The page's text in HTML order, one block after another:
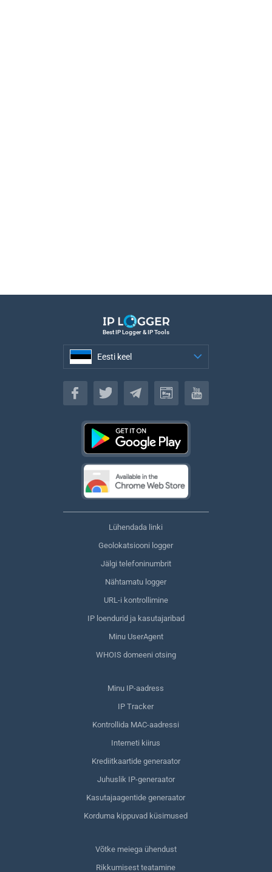
Best IP Logger & IP Tools
Eesti keel
Eesti keel
Lühendada linki
Geolokatsiooni logger
Jälgi telefoninumbrit
Nähtamatu logger
URL-i kontrollimine
IP loendurid ja kasutajaribad
Minu UserAgent
WHOIS domeeni otsing
Minu IP-aadress
IP Tracker
Kontrollida MAC-aadressi
Interneti kiirus
Krediitkaartide generaator
Juhuslik IP-generaator
Kasutajaagentide generaator
Korduma kippuvad küsimused
Võtke meiega ühendust
Rikkumisest teatamine